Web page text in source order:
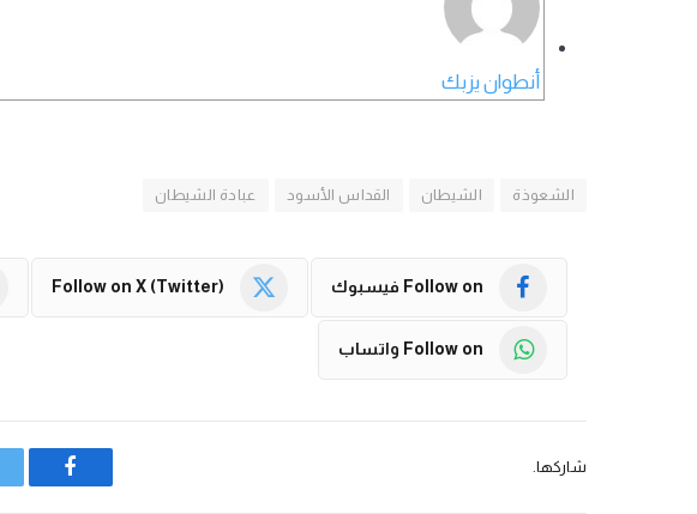
أنطوان يزبك
الشعوذة الشيطان القداس الأسود عبادة الشيطان
Follow on فيسبوك Follow on X (Twitter)
Follow on واتساب
شاركها.
فيسبوك